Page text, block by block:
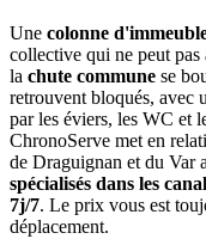
Une colonne
collective qui ne peut pas
la chute commune se
retrouvent bloqués, avec
par les éviers, les WC et
ChronoServe met en
de Draguignan et du Var
spécialisés dans les
7j/7. Le prix vous est
déplacement.